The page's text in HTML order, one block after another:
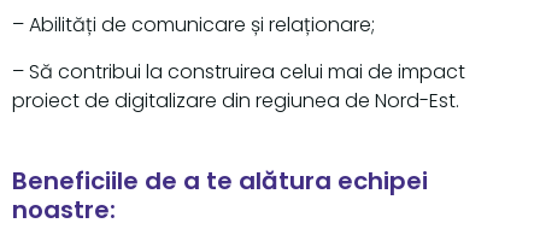
– Abilități de comunicare și relaționare;
– Să contribui la construirea celui mai de impact
proiect de digitalizare din regiunea de Nord-Est.
Beneficiile de a te alătura echipei
noastre: